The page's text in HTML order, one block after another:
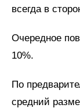
всегда в
Очередное
10%.
По
средний